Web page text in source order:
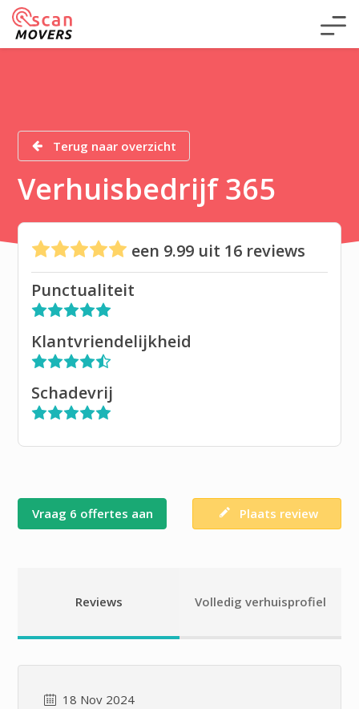
Terug naar overzicht
Verhuisbedrijf 365
een 9.99 uit 16 reviews
Punctualiteit
Klantvriendelijkheid
Schadevrij
Vraag 6 offertes aan Plaats review
Reviews Volledig verhuisprofiel
18 Nov 2024